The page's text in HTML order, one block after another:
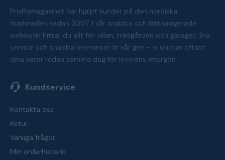
Proffsmagasinet har hjälpt kunder på den nordiska
marknaden sedan 2007. I vår snabba och lättnavigerade
webbutik hittar du allt för villan, trädgården och garaget. Bra
service och snabba leveranser är vår grej - vi skickar oftast
dina varor redan samma dag för leverans imorgon.
Kundservice
Kontakta oss
Retur
Vanliga frågor
Min orderhistorik